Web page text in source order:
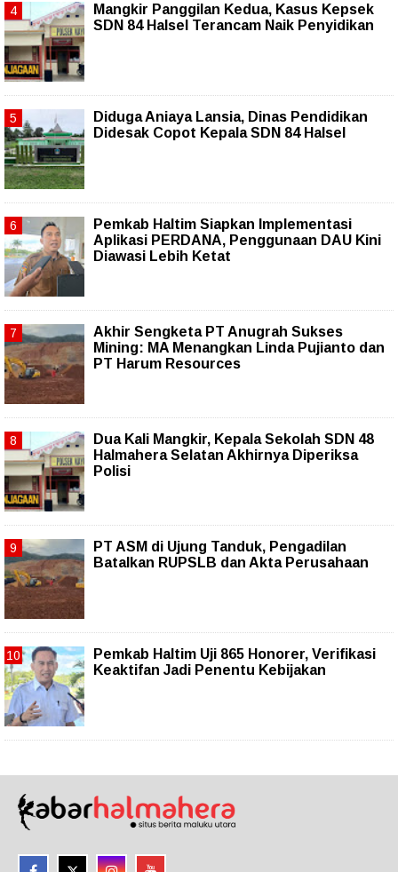
Mangkir Panggilan Kedua, Kasus Kepsek
SDN 84 Halsel Terancam Naik Penyidikan
Diduga Aniaya Lansia, Dinas Pendidikan
Didesak Copot Kepala SDN 84 Halsel
Pemkab Haltim Siapkan Implementasi
Aplikasi PERDANA, Penggunaan DAU Kini
Diawasi Lebih Ketat
Akhir Sengketa PT Anugrah Sukses
Mining: MA Menangkan Linda Pujianto dan
PT Harum Resources
Dua Kali Mangkir, Kepala Sekolah SDN 48
Halmahera Selatan Akhirnya Diperiksa
Polisi
PT ASM di Ujung Tanduk, Pengadilan
Batalkan RUPSLB dan Akta Perusahaan
Pemkab Haltim Uji 865 Honorer, Verifikasi
Keaktifan Jadi Penentu Kebijakan